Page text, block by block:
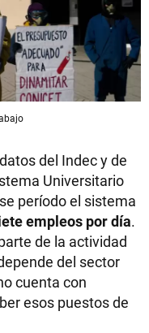
del Indec y de
Universitario
período el sistema
empleos por día.
de la actividad
del sector
cuenta con
esos puestos de